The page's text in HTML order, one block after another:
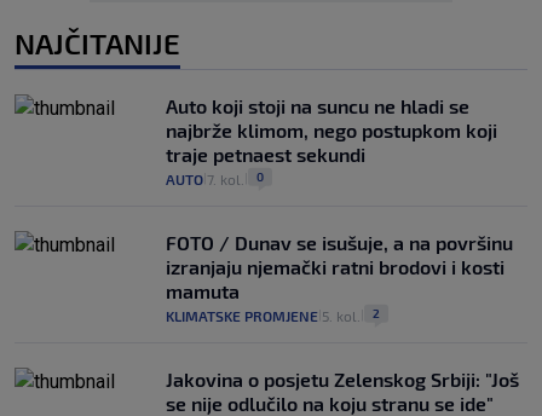
NAJČITANIJE
Auto koji stoji na suncu ne hladi se
najbrže klimom, nego postupkom koji
traje petnaest sekundi
AUTO 7. kol. 0
FOTO / Dunav se isušuje, a na površinu
izranjaju njemački ratni brodovi i kosti
mamuta
KLIMATSKE PROMJENE 5. kol. 2
Jakovina o posjetu Zelenskog Srbiji: "Još
se nije odlučilo na koju stranu se ide"